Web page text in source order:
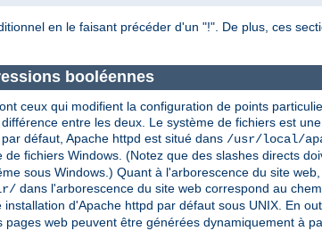
en le faisant précéder d'un "!". De plus, ces
booléennes
ceux qui modifient la configuration de points
entre les deux. Le système de fichiers est
défaut, Apache httpd est situé dans /usr/local/
de fichiers Windows. (Notez que des slashes directs
sous Windows.) Quant à l'arborescence du site
dans l'arborescence du site web correspond au
d'Apache httpd par défaut sous UNIX. En
web peuvent être générées dynamiquement à